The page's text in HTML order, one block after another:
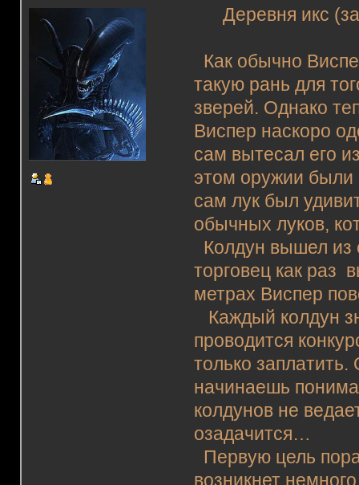
Деревня икс (за
Как обычно
такую рань для
зверей. Однако
Виспер наскоро
сам вытесал его
этом оружии были
сам лук был
обычных луков,
Колдун вышел из
торговец как раз
метрах Виспер
Каждый колдун
проводится
только
начинаешь
колдунов не
озадачится…
Первую цель
возникнет